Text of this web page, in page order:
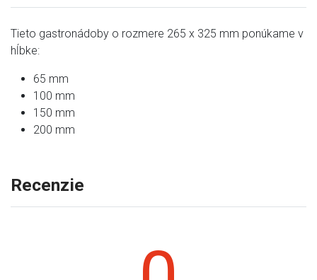
Tieto gastronádoby o rozmere 265 x 325 mm ponúkame v
hĺbke:
65 mm
100 mm
150 mm
200 mm
Recenzie